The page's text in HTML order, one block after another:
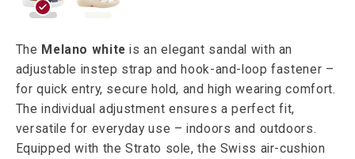
The Melano white is an elegant sandal with an
adjustable instep strap and hook-and-loop fastener –
for quick entry, secure hold, and high wearing comfort.
The individual adjustment ensures a perfect fit,
versatile for everyday use – indoors and outdoors.
Equipped with the Strato sole, the Swiss air-cushion